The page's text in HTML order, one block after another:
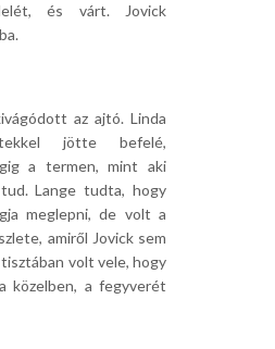
és várt. Jovick
az ajtó. Linda
jötte befelé,
a termen, mint aki
Lange tudta, hogy
meglepni, de volt a
amiről Jovick sem
volt vele, hogy
közelben, a fegyverét